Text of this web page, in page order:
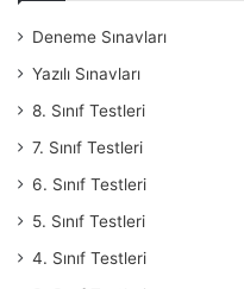
Deneme Sınavları
Yazılı Sınavları
8. Sınıf Testleri
7. Sınıf Testleri
6. Sınıf Testleri
5. Sınıf Testleri
4. Sınıf Testleri